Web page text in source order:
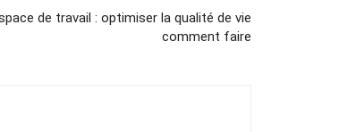
de travail : optimiser la qualité de vie
comment faire